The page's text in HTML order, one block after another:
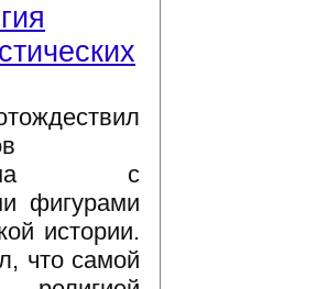
с
фигурами
истории.
что самой